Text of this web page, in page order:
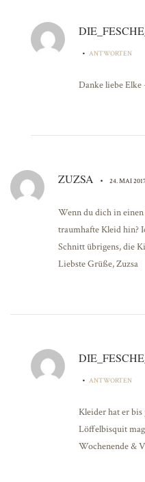
• ANTWORTEN
Danke liebe Elke
ZUZSA • 24. MAI
Wenn du dich in
traumhafte Kleid hin?
Schnitt übrigens, die
Liebste Grüße, Zuzsa
• ANTWORTEN
Kleider hat er bis
Löffelbisquit
Wochenende &